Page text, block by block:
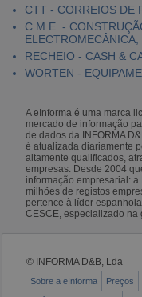
CTT - CORREIOS DE
C.M.E. -
ELECTROMECÂNICA,
RECHEIO - CASH &
WORTEN -
A eInforma é uma marca
mercado de informação
de dados da INFORMA
é atualizada diariamente
altamente qualificados,
empresas. Desde 2004
informação empresarial:
milhões de registos
pertence à líder
CESCE, especializado na
© INFORMA D&B, Lda
Sobre a eInforma Preços